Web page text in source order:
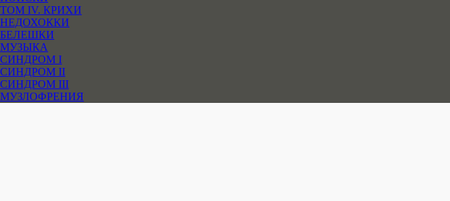
ТОМ IV. КРИХИ
НЕДОХОККИ
БЕЛЕШКИ
МУЗЫКА
СИНДРОМ I
СИНДРОМ II
СИНДРОМ III
МУЗЛОФРЕНИЯ